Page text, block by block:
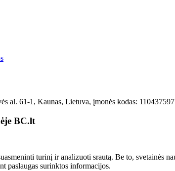
al. 61-1, Kaunas, Lietuva, įmonės kodas:
BC.lt
turinį ir analizuoti srautą. Be to, svetainės
paslaugas surinktos informacijos.